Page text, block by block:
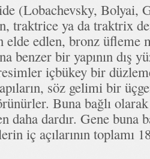
(Lobachevsky, Bolyai,
traktrice ya da traktrix
elde edlen, bronz
benzer bir yapının dış
içbükey bir
söz gelimi bir
Buna bağlı olarak
daha dardır. Gene buna
iç açılarının toplamı